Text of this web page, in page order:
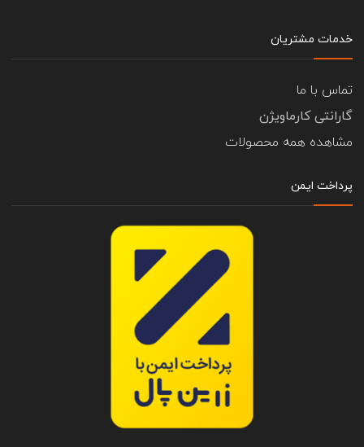
خدمات مشتریان
تماس با ما
گارانتی کارماویژن
مشاهده همه محصولات
پرداخت ایمن